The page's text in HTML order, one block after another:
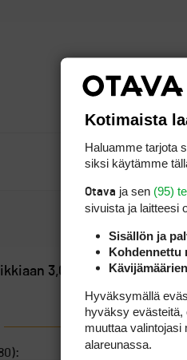
3,082)
Kotimaista
Haluamme tarjota
siksi käytämme
Otava ja sen (95)
sivuista ja laitteesi
Sisällön ja
Kohdennettu
Hyväksymällä
hyväksy evästeitä,
muuttaa valintojasi
alareunassa.